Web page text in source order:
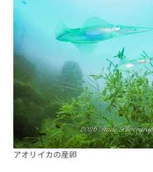
アオリイカの産卵